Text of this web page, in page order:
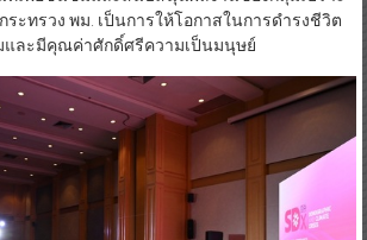
ะทรวง พม. เป็นการให้โอกาสในการดำรงชีวิต
และมีคุณค่าศักดิ์ศรีความเป็นมนุษย์